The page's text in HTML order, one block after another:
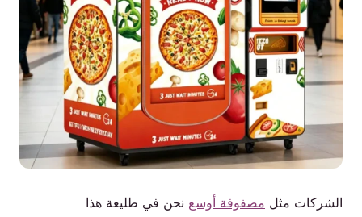
الشركات مثل مصفوفة أوسع نحن في طليعة هذا